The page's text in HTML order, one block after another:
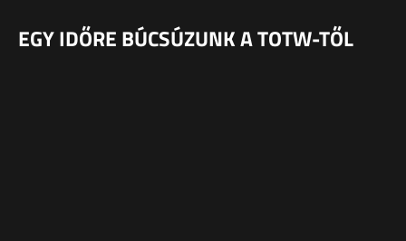
EGY IDŐRE BÚCSÚZUNK A TOTW-TŐL